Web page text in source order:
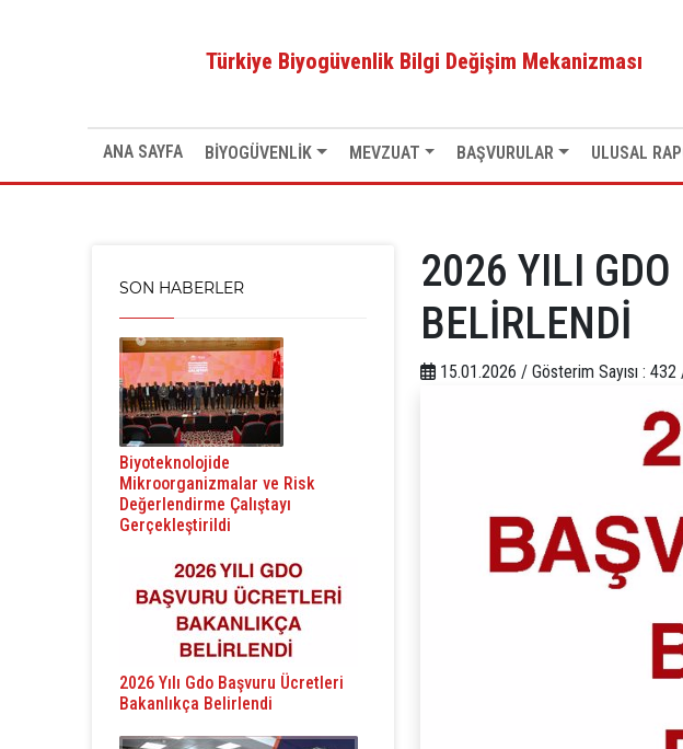
Türkiye Biyogüvenlik Bilgi Değişim Mekanizması
ANA SAYFA BİYOGÜVENLİK MEVZUAT BAŞVURULAR ULUSAL
2026 YILI
BELİRLENDİ
15.01.2026 / Gösterim Sayısı : 432
SON HABERLER
Biyoteknolojide
Mikroorganizmalar ve Risk
Değerlendirme Çalıştayı
Gerçekleştirildi
2026 Yılı Gdo Başvuru Ücretleri
Bakanlıkça Belirlendi